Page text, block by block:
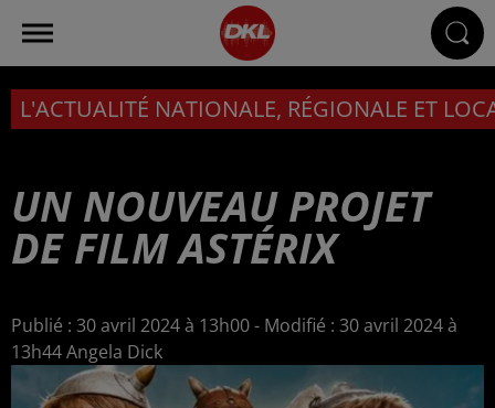
L'ACTUALITÉ NATIONALE, RÉGIONALE ET
UN NOUVEAU PROJET
DE FILM ASTÉRIX
Publié : 30 avril 2024 à 13h00 - Modifié : 30 avril 2024 à
13h44 Angela Dick